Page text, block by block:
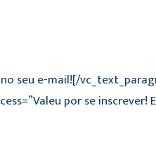
seu e-mail![/
por se